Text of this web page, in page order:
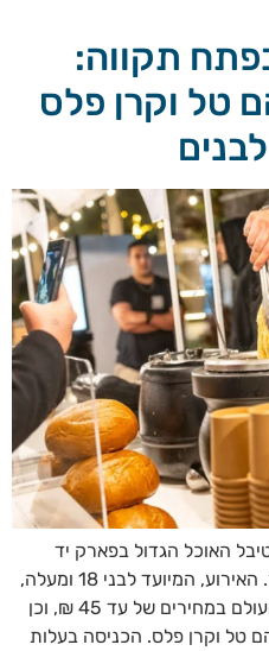
תקווה:
טל וקרן פלס
האוכל הגדול בפארק יד
לבנים בתאריכים 12-13 בנובמבר. האירוע, המיועד לבני 18 ומעלה,
יכלול עשרות דוכני אוכל מרחבי העולם במחירים של עד 45 ₪, וכן
טל וקרן פלס. הכניסה בעלות